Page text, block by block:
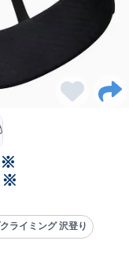
※
※
ライミング 沢登り